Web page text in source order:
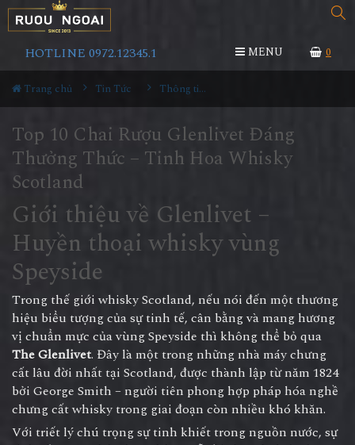
0
HOTLINE 0972.12345.1 MENU
Trang chủ Tin Tức Thông tin Rượu ngoại
Top 10 Chai Rượu Glenlivet Đáng
Thưởng Thức – Tinh Hoa Whisky
Scotland
Giới thiệu về Glenlivet –
Huyền thoại whisky vùng
Speyside
Trong thế giới whisky Scotland, nếu nói đến một thương
hiệu biểu tượng của sự tinh tế, cân bằng và mang hương
vị chuẩn mực của vùng Speyside thì không thể bỏ qua
The Glenlivet. Đây là một trong những nhà máy chưng
cất lâu đời nhất tại Scotland, được thành lập từ năm 1824
bởi George Smith – người tiên phong hợp pháp hóa nghề
chưng cất whisky trong giai đoạn còn nhiều khó khăn.
Với triết lý chú trọng sự tinh khiết trong nguồn nước, sự